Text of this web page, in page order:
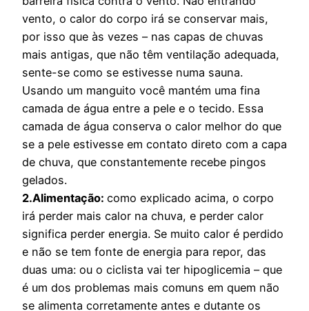
vento, o calor do corpo irá se conservar mais,
por isso que às vezes – nas capas de chuvas
mais antigas, que não têm ventilação adequada,
sente-se como se estivesse numa sauna.
Usando um manguito você mantém uma fina
camada de água entre a pele e o tecido. Essa
camada de água conserva o calor melhor do que
se a pele estivesse em contato direto com a capa
de chuva, que constantemente recebe pingos
gelados.
2.Alimentação: como explicado acima, o corpo
irá perder mais calor na chuva, e perder calor
significa perder energia. Se muito calor é perdido
e não se tem fonte de energia para repor, das
duas uma: ou o ciclista vai ter hipoglicemia – que
é um dos problemas mais comuns em quem não
se alimenta corretamente antes e dutante os